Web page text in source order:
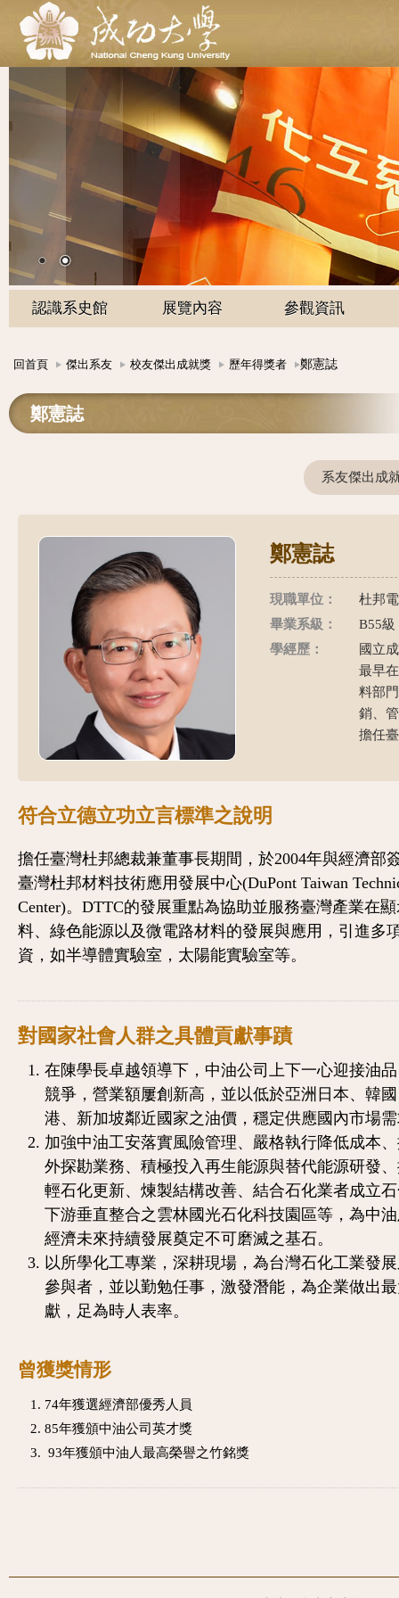
認識系史館 展覽內容 參觀資訊
回首頁 傑出系友 校友傑出成就獎 歷年得獎者 鄭憲誌
鄭憲誌
系友傑出成
鄭憲誌
現職單位：
杜邦
畢業系級：
B55級
學經歷：
國立
最早
料部
銷、
擔任
符合立德立功立言標準之說明
擔任臺灣杜邦總裁兼董事長期間，於2004年與經濟部
臺灣杜邦材料技術應用發展中心(DuPont Taiwan
Center)。DTTC的發展重點為協助並服務臺灣產業在
料、綠色能源以及微電路材料的發展與應用，引進多
資，如半導體實驗室，太陽能實驗室等。
對國家社會人群之具體貢獻事蹟
在陳學長卓越領導下，中油公司上下一心迎接油
競爭，營業額屢創新高，並以低於亞洲日本、韓
港、新加坡鄰近國家之油價，穩定供應國內市場
加強中油工安落實風險管理、嚴格執行降低成本
外探勘業務、積極投入再生能源與替代能源研發
輕石化更新、煉製結構改善、結合石化業者成立
下游垂直整合之雲林國光石化科技園區等，為中
經濟未來持續發展奠定不可磨滅之基石。
以所學化工專業，深耕現場，為台灣石化工業發
參與者，並以勤勉任事，激發潛能，為企業做出
獻，足為時人表率。
曾獲獎情形
74年獲選經濟部優秀人員
85年獲頒中油公司英才獎
93年獲頒中油人最高榮譽之竹銘獎